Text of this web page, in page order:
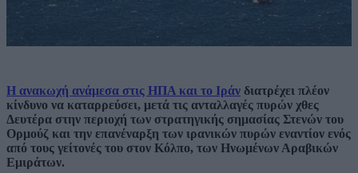
Η ανακωχή ανάμεσα στις ΗΠΑ και το Ιράν διατρέχει πλέον
κίνδυνο να καταρρεύσει, μετά τις ανταλλαγές πυρών χθες
Δευτέρα στην περιοχή των στρατηγικής σημασίας Στενών του
Ορμούζ και την επανέναρξη των ιρανικών πυρών εναντίον ενός
από τους γείτονές του στον Κόλπο, των Ηνωμένων Αραβικών
Εμιράτων.